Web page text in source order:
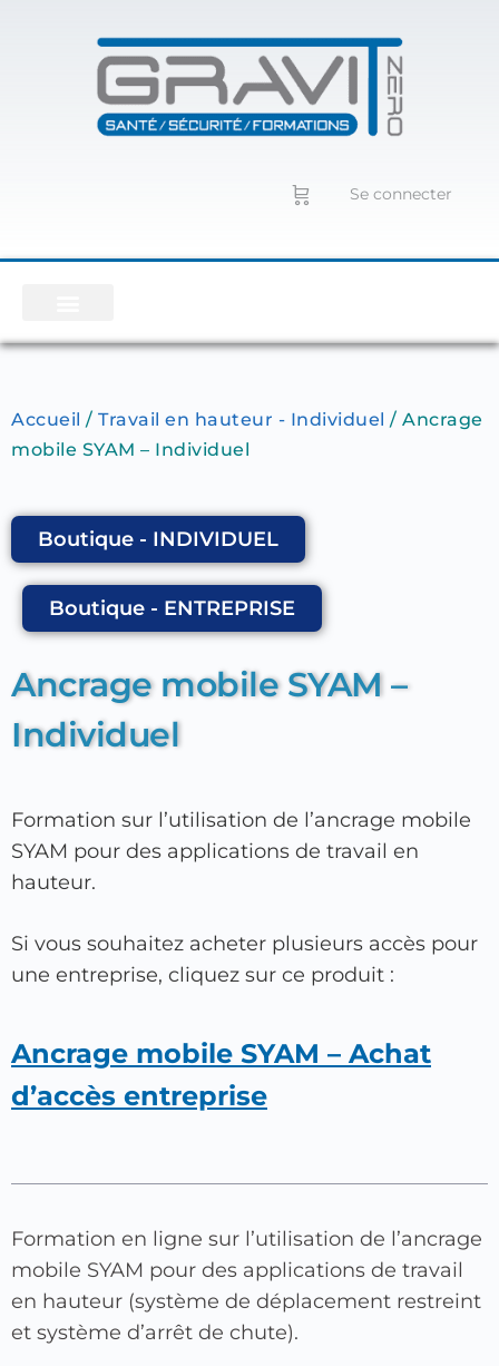
Se connecter
Accueil / Travail en hauteur - Individuel / Ancrage
mobile SYAM – Individuel
Boutique - INDIVIDUEL
Boutique - ENTREPRISE
Ancrage mobile SYAM –
Individuel
Formation sur l’utilisation de l’ancrage mobile
SYAM pour des applications de travail en
hauteur.
Si vous souhaitez acheter plusieurs accès pour
une entreprise, cliquez sur ce produit :
Ancrage mobile SYAM – Achat
d’accès entreprise
Formation en ligne sur l’utilisation de l’ancrage
mobile SYAM pour des applications de travail
en hauteur (système de déplacement restreint
et système d’arrêt de chute).